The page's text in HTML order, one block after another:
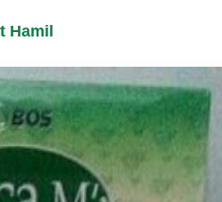
Hamil